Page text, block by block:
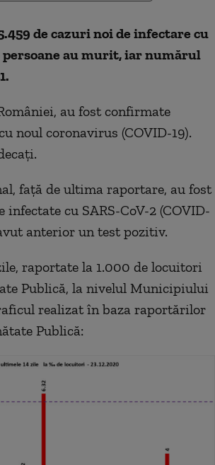
de cazuri noi de infectare cu
persoane au murit, iar numărul
au fost confirmate
noul coronavirus (COVID-19).
față de ultima raportare, au fost
cu SARS-CoV-2 (COVID-
anterior un test pozitiv.
raportate la 1.000 de locuitori
Publică, la nivelul Municipiului
realizat în baza raportărilor
Publică: